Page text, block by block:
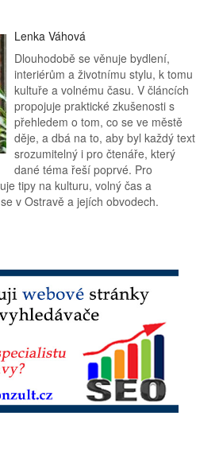
Lenka Váhová
Dlouhodobě se věnuje bydlení,
interiérům a životnímu stylu, k tomu
kultuře a volnému času. V článcích
propojuje praktické zkušenosti s
přehledem o tom, co se ve městě
děje, a dbá na to, aby byl každý text
srozumitelný i pro čtenáře, který
dané téma řeší poprvé. Pro
tipy na kulturu, volný čas a
v Ostravě a jejích obvodech.